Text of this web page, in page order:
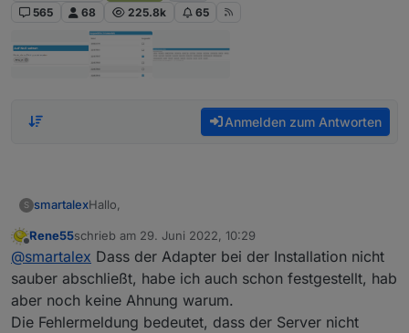
565
68 225.8k 65
Anmelden zum Antworten
S smartalexHallo,
ich habe erst seit wenige Tage den Wechselrichter
im Einsatz und freue mich das da jemand sich die
Mühe für einen Adapter macht.
Danke Dafür.
Nun mein erstes Feedback dazu.
Offline
Rene55schrieb am 29. Juni 2022, 10:29
zuletzt editiert von
@smartalex Dass der Adapter bei der Installation nicht
sauber abschließt, habe ich auch schon festgestellt, hab
aber noch keine Ahnung warum.
Die Fehlermeldung bedeutet, dass der Server nicht